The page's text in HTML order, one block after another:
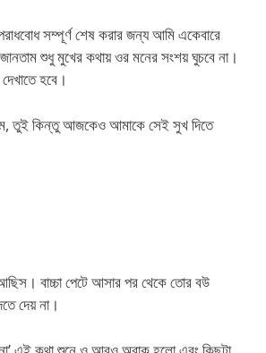
সম্পূর্ণ শেষ করার জন্য আমি একেবারে
শুধু মুখের কথায় ওর মনের সংশয় ঘুচবে না।
হবে।
তুই কিন্তু আজকেও আমাকে সেই সুখ দিতে
বাচ্চা পেটে আসার পর থেকে তোর বউ
দেয় না।